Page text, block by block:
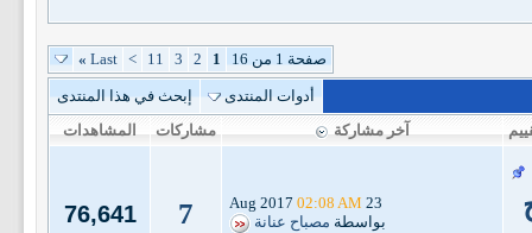
صفحة 1 من 16 1
2
3
11
>
Last
»
أدوات المنتدى
إبحث في هذا المنتدى
آخر مشاركة مشاركات المشاهدات
23 Aug 2017
02:08 AM
بواسطة مصباح عنانة 7
76,641